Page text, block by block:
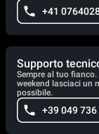
+41
Supporto
Sempre al tuo
weekend lasciaci un
possibile.
+39 049 736